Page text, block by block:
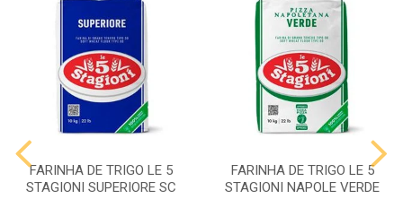
FARINHA DE TRIGO LE 5
STAGIONI SUPERIORE SC
FARINHA DE TRIGO LE 5
STAGIONI NAPOLE VERDE